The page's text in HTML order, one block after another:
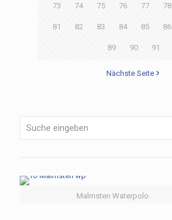
73 74 75 76 77 78
81 82 83 84 85 86
89 90 91
Nächste Seite
Malmsten Waterpolo